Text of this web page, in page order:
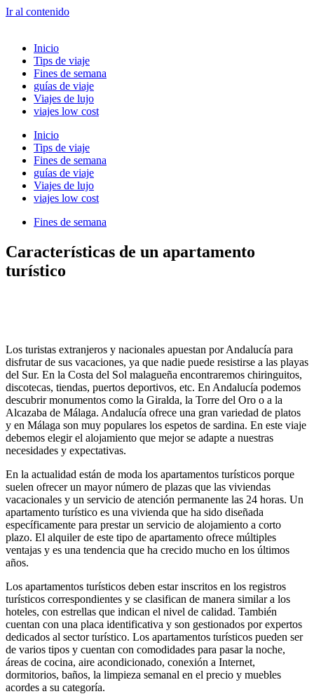
Ir al contenido
Inicio
Tips de viaje
Fines de semana
guías de viaje
Viajes de lujo
viajes low cost
Inicio
Tips de viaje
Fines de semana
guías de viaje
Viajes de lujo
viajes low cost
Fines de semana
Características de un apartamento
turístico
Los turistas extranjeros y nacionales apuestan por Andalucía para
disfrutar de sus vacaciones, ya que nadie puede resistirse a las playas
del Sur. En la Costa del Sol malagueña encontraremos chiringuitos,
discotecas, tiendas, puertos deportivos, etc. En Andalucía podemos
descubrir monumentos como la Giralda, la Torre del Oro o a la
Alcazaba de Málaga. Andalucía ofrece una gran variedad de platos
y en Málaga son muy populares los espetos de sardina. En este viaje
debemos elegir el alojamiento que mejor se adapte a nuestras
necesidades y expectativas.
En la actualidad están de moda los apartamentos turísticos porque
suelen ofrecer un mayor número de plazas que las viviendas
vacacionales y un servicio de atención permanente las 24 horas. Un
apartamento turístico es una vivienda que ha sido diseñada
específicamente para prestar un servicio de alojamiento a corto
plazo. El alquiler de este tipo de apartamento ofrece múltiples
ventajas y es una tendencia que ha crecido mucho en los últimos
años.
Los apartamentos turísticos deben estar inscritos en los registros
turísticos correspondientes y se clasifican de manera similar a los
hoteles, con estrellas que indican el nivel de calidad. También
cuentan con una placa identificativa y son gestionados por expertos
dedicados al sector turístico. Los apartamentos turísticos pueden ser
de varios tipos y cuentan con comodidades para pasar la noche,
áreas de cocina, aire acondicionado, conexión a Internet,
dormitorios, baños, la limpieza semanal en el precio y muebles
acordes a su categoría.